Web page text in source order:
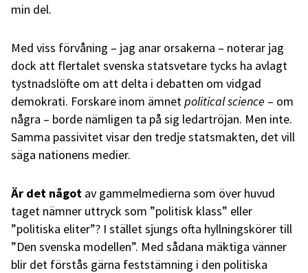
min del.
Med viss förvåning – jag anar orsakerna – noterar jag
dock att flertalet svenska statsvetare tycks ha avlagt
tystnadslöfte om att delta i debatten om vidgad
demokrati. Forskare inom ämnet political science – om
några – borde nämligen ta på sig ledartröjan. Men inte.
Samma passivitet visar den tredje statsmakten, det vill
säga nationens medier.
Är det något av gammelmedierna som över huvud
taget nämner uttryck som ”politisk klass” eller
”politiska eliter”? I stället sjungs ofta hyllningskörer till
”Den svenska modellen”. Med sådana mäktiga vänner
blir det förstås gärna feststämning i den politiska